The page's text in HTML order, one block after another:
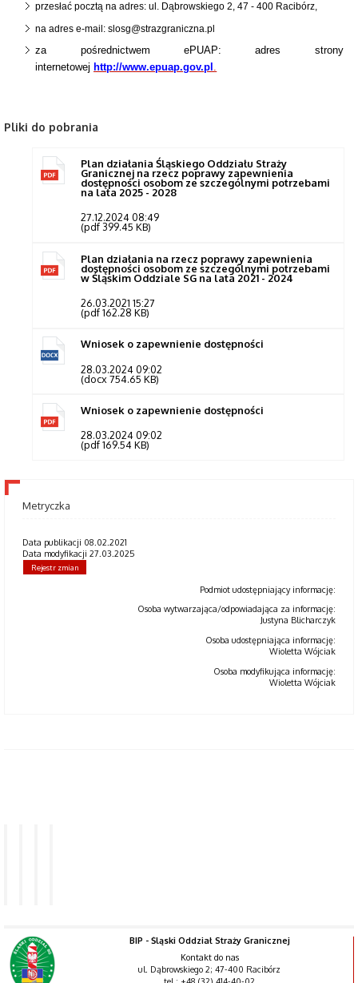
przesłać pocztą na adres: ul. Dąbrowskiego 2, 47 - 400 Racibórz,
na adres e-mail: slosg@strazgraniczna.pl
za pośrednictwem ePUAP: adres strony
internetowej http://www.epuap.gov.pl .
Pliki do pobrania
Plan działania Śląskiego Oddziału Straży
Granicznej na rzecz poprawy zapewnienia
dostępności osobom ze szczególnymi potrzebami
na lata 2025 - 2028
27.12.2024 08:49
(pdf 399.45 KB)
Plan działania na rzecz poprawy zapewnienia
dostępności osobom ze szczególnymi potrzebami
w Śląskim Oddziale SG na lata 2021 - 2024
26.03.2021 15:27
(pdf 162.28 KB)
Wniosek o zapewnienie dostępności
28.03.2024 09:02
(docx 754.65 KB)
Wniosek o zapewnienie dostępności
28.03.2024 09:02
(pdf 169.54 KB)
Metryczka
Data publikacji 08.02.2021
Data modyfikacji 27.03.2025
Rejestr zmian
Podmiot udostępniający informację:
Osoba wytwarzająca/odpowiadająca za informację:
Justyna Blicharczyk
Osoba udostępniająca informację:
Wioletta Wójciak
Osoba modyfikująca informację:
Wioletta Wójciak
BIP - Śląski Oddział Straży Granicznej
Kontakt do nas
ul. Dąbrowskiego 2; 47-400 Racibórz